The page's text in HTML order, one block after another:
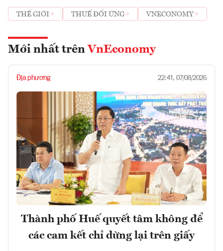
THẾ GIỚI THUẾ ĐỐI ỨNG VNECONOMY
Mới nhất trên VnEconomy
Địa phương 22:41, 07/08/2026
Thành phố Huế quyết tâm không để
các cam kết chỉ dừng lại trên giấy